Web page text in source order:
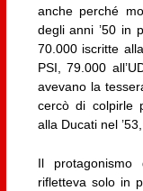
anche perché
degli anni ’50 in
70.000 iscritte
PSI, 79.000
avevano la
cercò di colpirle
alla Ducati nel
Il
rifletteva solo in